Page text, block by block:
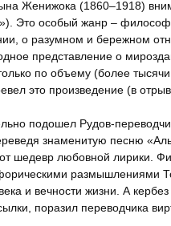
Женижока (1860–1918)
Это особый жанр –
о разумном и бережном
представление о
по объему (более
это произведение (в
подошел Рудов-
знаменитую песню
шедевр любовной лирики.
размышлениями
и вечности жизни. А
поразил переводчика